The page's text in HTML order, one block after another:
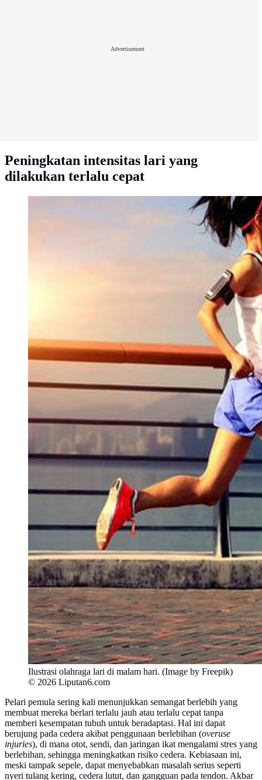
Advertisement
Peningkatan intensitas lari yang
dilakukan terlalu cepat
Ilustrasi olahraga lari di malam hari. (Image by Freepik)
© 2026 Liputan6.com
Pelari pemula sering kali menunjukkan semangat berlebih yang
membuat mereka berlari terlalu jauh atau terlalu cepat tanpa
memberi kesempatan tubuh untuk beradaptasi. Hal ini dapat
berujung pada cedera akibat penggunaan berlebihan (overuse
injuries), di mana otot, sendi, dan jaringan ikat mengalami stres yang
berlebihan, sehingga meningkatkan risiko cedera. Kebiasaan ini,
meski tampak sepele, dapat menyebabkan masalah serius seperti
nyeri tulang kering, cedera lutut, dan gangguan pada tendon. Akbar